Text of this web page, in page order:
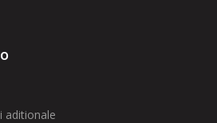
aditionale